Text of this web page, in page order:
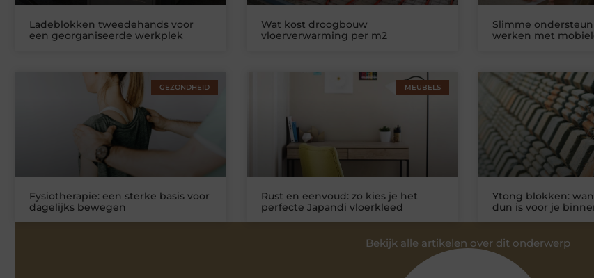
Ladeblokken tweedehands voor
een georganiseerde werkplek
Wat kost droogbouw
vloerverwarming per m2
Slimme
werken met
GEZONDHEID
Fysiotherapie: een sterke basis voor
dagelijks bewegen
MEUBELS
Rust en eenvoud: zo kies je het
perfecte Japandi vloerkleed
Ytong blokken:
dun is voor je
Bekijk alle artikelen over dit onderwerp